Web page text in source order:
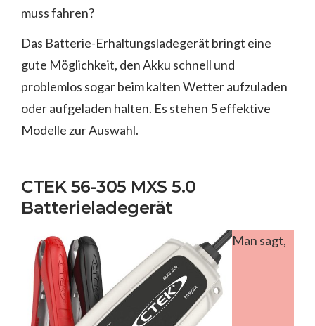
muss fahren?
Das Batterie-Erhaltungsladegerät bringt eine
gute Möglichkeit, den Akku schnell und
problemlos sogar beim kalten Wetter aufzuladen
oder aufgeladen halten. Es stehen 5 effektive
Modelle zur Auswahl.
CTEK 56-305 MXS 5.0
Batterieladegerät
Man sagt,